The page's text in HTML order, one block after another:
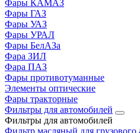
Фары КАМАЗ
Фары ГАЗ
Фары УАЗ
Фары УРАЛ
Фары БелАЗа
Фара ЗИЛ
Фара ПАЗ
Фары противотуманные
Элементы оптические
Фары тракторные
Фильтры для автомобилей
Фильтры для автомобилей